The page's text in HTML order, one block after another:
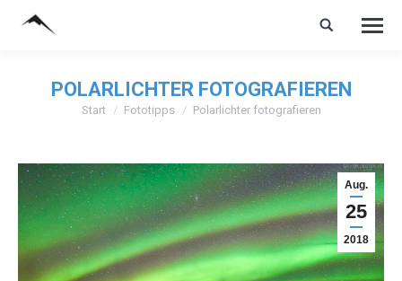
POLARLICHTER FOTOGRAFIEREN
Sie befinden sich hier:
Start Fototipps Polarlichter fotografieren
Aug.
25
2018